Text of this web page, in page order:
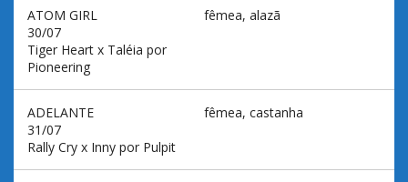
ATOM GIRL
fêmea, alazã
30/07
Tiger Heart x Taléia por
Pioneering
ADELANTE
fêmea, castanha
31/07
Rally Cry x Inny por Pulpit